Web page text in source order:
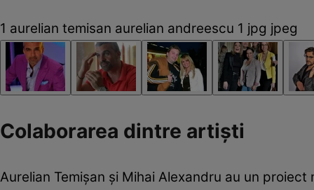
1 aurelian temisan aurelian andreescu 1 jpg jpeg
Colaborarea dintre artiști
Aurelian Temișan și Mihai Alexandru au un